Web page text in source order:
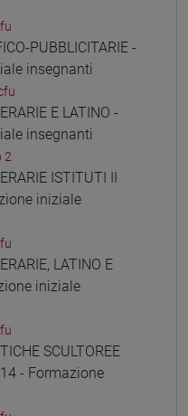
PUBBLICITARIE -
insegnanti
E LATINO -
insegnanti
2
ISTITUTI II
iniziale
LATINO E
iniziale
SCULTOREE
- Formazione